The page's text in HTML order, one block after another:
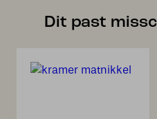
Dit past